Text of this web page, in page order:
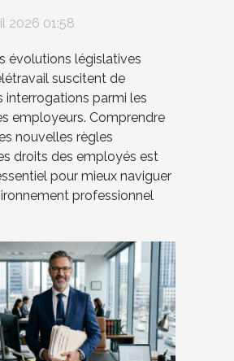
employés ?
2026 01:58
évolutions législatives
suscitent de
interrogations parmi les
employeurs. Comprendre
nouvelles règles
droits des employés est
pour mieux naviguer
professionnel